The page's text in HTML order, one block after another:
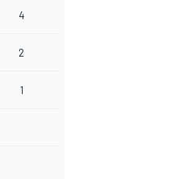
4
2
1